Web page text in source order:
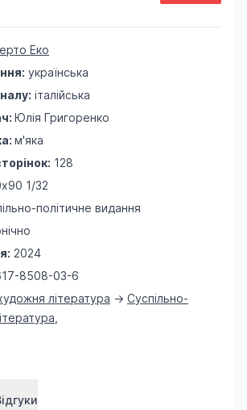
Еко
українська
італійська
Юлія Григоренко
м'яка
128
1/32
політичне видання
2024
8508-03-6
література -> Суспільно-